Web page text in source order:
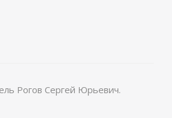
Рогов Сергей Юрьевич.